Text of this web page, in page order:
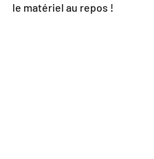
le matériel au repos !